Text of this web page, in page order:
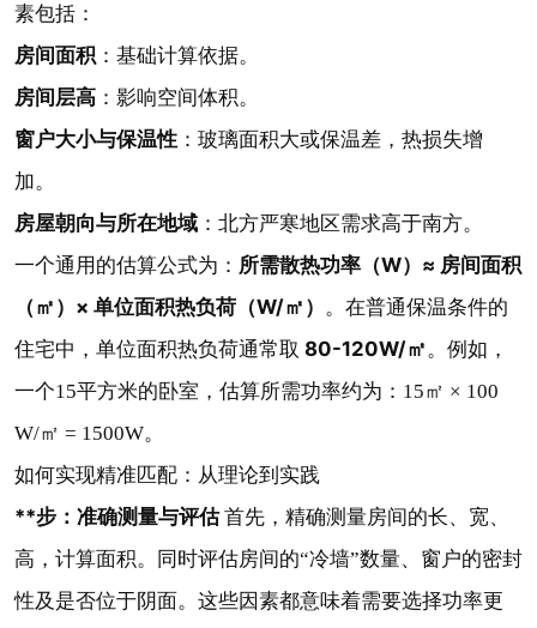
素包括：
房间面积：基础计算依据。
房间层高：影响空间体积。
窗户大小与保温性：玻璃面积大或保温差，热损失增
加。
房屋朝向与所在地域：北方严寒地区需求高于南方。
一个通用的估算公式为： 所需散热功率（W）≈ 房间面积
（㎡）× 单位面积热负荷（W/㎡）
。在普通保温条件的
住宅中，单位面积热负荷通常取 80-120W/㎡ 。例如，
一个15平方米的卧室，估算所需功率约为：15㎡ × 100
W/㎡ = 1500W。
如何实现精准匹配：从理论到实践
**步：准确测量与评估首先，精确测量房间的长、宽、
高，计算面积。同时评估房间的“冷墙”数量、窗户的密封
性及是否位于阴面。这些因素都意味着需要选择功率更